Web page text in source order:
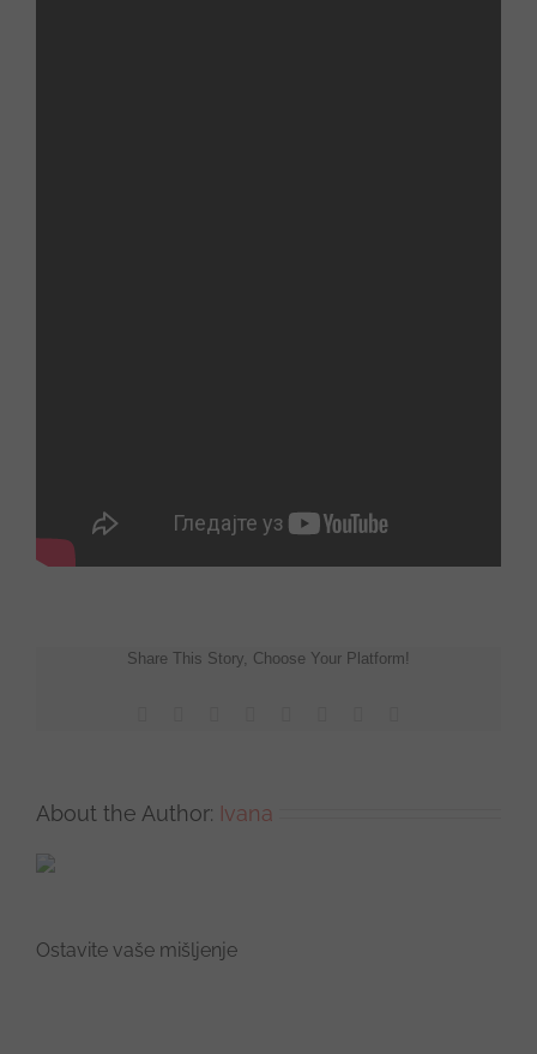
Share This Story, Choose Your Platform!
About the Author: Ivana
Ostavite vaše mišljenje